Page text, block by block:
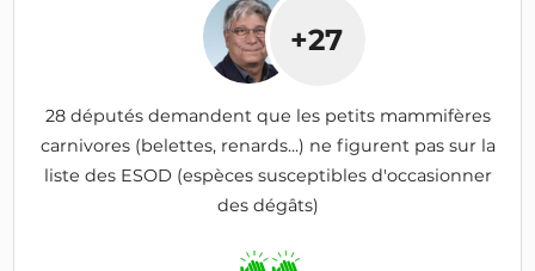
+27
28 députés demandent que les petits mammifères
carnivores (belettes, renards...) ne figurent pas sur la
liste des ESOD (espèces susceptibles d'occasionner
des dégâts)